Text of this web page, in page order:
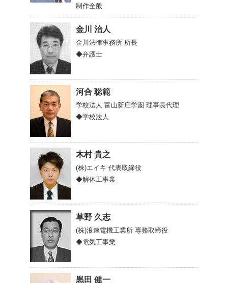
制作全般
金川 治人
金川法律事務所 所長
◆弁護士
河合 聡範
学校法人 富山新庄学園 理事長代理
◆学校法人
木村 貴之
(株)エイキ 代表取締役
◆解体工事業
草野 久志
(株)浪速電機工業所 専務取締役
◆電気工事業
黒田 健一